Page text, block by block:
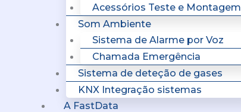
Acessórios Teste e Montagem
Som Ambiente
Sistema de Alarme por Voz
Chamada Emergência
Sistema de deteção de gases
KNX Integração sistemas
A FastData